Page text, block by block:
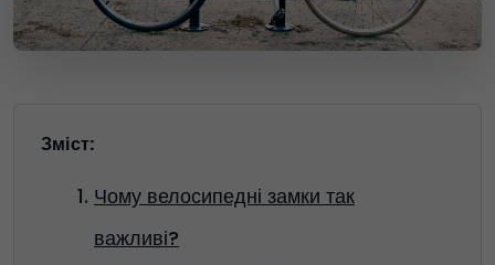
Зміст:
Чому велосипедні замки так
важливі?